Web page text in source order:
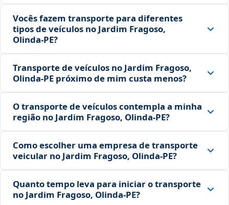
Vocês fazem transporte para diferentes
tipos de veículos no Jardim Fragoso,
Olinda‑PE?
Transporte de veículos no Jardim Fragoso,
Olinda‑PE próximo de mim custa menos?
O transporte de veículos contempla a minha
região no Jardim Fragoso, Olinda‑PE?
Como escolher uma empresa de transporte
veicular no Jardim Fragoso, Olinda‑PE?
Quanto tempo leva para iniciar o transporte
no Jardim Fragoso, Olinda‑PE?